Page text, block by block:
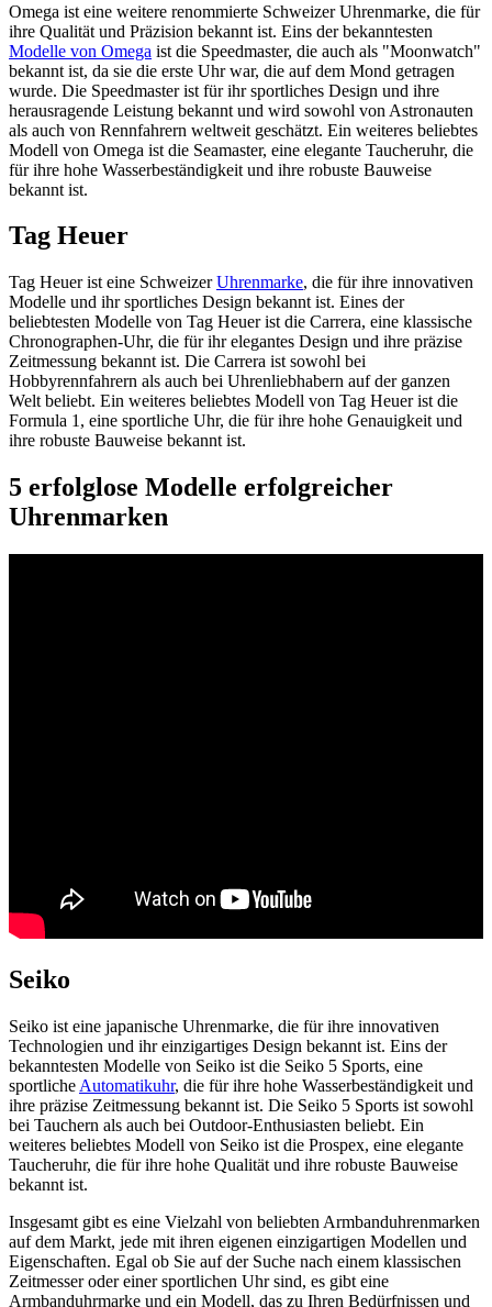
Omega ist eine weitere renommierte Schweizer Uhrenmarke, die für
ihre Qualität und Präzision bekannt ist. Eins der bekanntesten
Modelle von Omega ist die Speedmaster, die auch als "Moonwatch"
bekannt ist, da sie die erste Uhr war, die auf dem Mond getragen
wurde. Die Speedmaster ist für ihr sportliches Design und ihre
herausragende Leistung bekannt und wird sowohl von Astronauten
als auch von Rennfahrern weltweit geschätzt. Ein weiteres beliebtes
Modell von Omega ist die Seamaster, eine elegante Taucheruhr, die
für ihre hohe Wasserbeständigkeit und ihre robuste Bauweise
bekannt ist.
Tag Heuer
Tag Heuer ist eine SchweizerUhrenmarke, die für ihre innovativen
Modelle und ihr sportliches Design bekannt ist. Eines der
beliebtesten Modelle von Tag Heuer ist die Carrera, eine klassische
Chronographen-Uhr, die für ihr elegantes Design und ihre präzise
Zeitmessung bekannt ist. Die Carrera ist sowohl bei
Hobbyrennfahrern als auch bei Uhrenliebhabern auf der ganzen
Welt beliebt. Ein weiteres beliebtes Modell von Tag Heuer ist die
Formula 1, eine sportliche Uhr, die für ihre hohe Genauigkeit und
ihre robuste Bauweise bekannt ist.
5 erfolglose Modelle erfolgreicher
Uhrenmarken
Seiko
Seiko ist eine japanische Uhrenmarke, die für ihre innovativen
Technologien und ihr einzigartiges Design bekannt ist. Eins der
bekanntesten Modelle von Seiko ist die Seiko 5 Sports, eine
sportliche Automatikuhr, die für ihre hohe Wasserbeständigkeit und
ihre präzise Zeitmessung bekannt ist. Die Seiko 5 Sports ist sowohl
bei Tauchern als auch bei Outdoor-Enthusiasten beliebt. Ein
weiteres beliebtes Modell von Seiko ist die Prospex, eine elegante
Taucheruhr, die für ihre hohe Qualität und ihre robuste Bauweise
bekannt ist.
Insgesamt gibt es eine Vielzahl von beliebten Armbanduhrenmarken
auf dem Markt, jede mit ihren eigenen einzigartigen Modellen und
Eigenschaften. Egal ob Sie auf der Suche nach einem klassischen
Zeitmesser oder einer sportlichen Uhr sind, es gibt eine
Armbanduhrmarke und ein Modell, das zu Ihren Bedürfnissen und